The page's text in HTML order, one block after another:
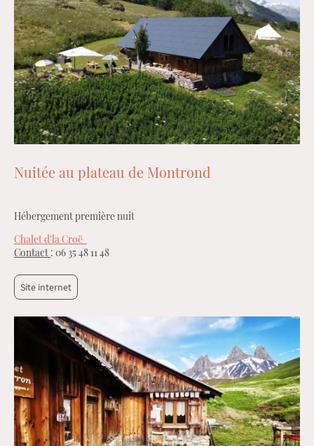
Nuitée au plateau de Montrond
Hébergement première nuit
Chalet d'la Croë
Contact : 06 35 48 11 48
Site internet